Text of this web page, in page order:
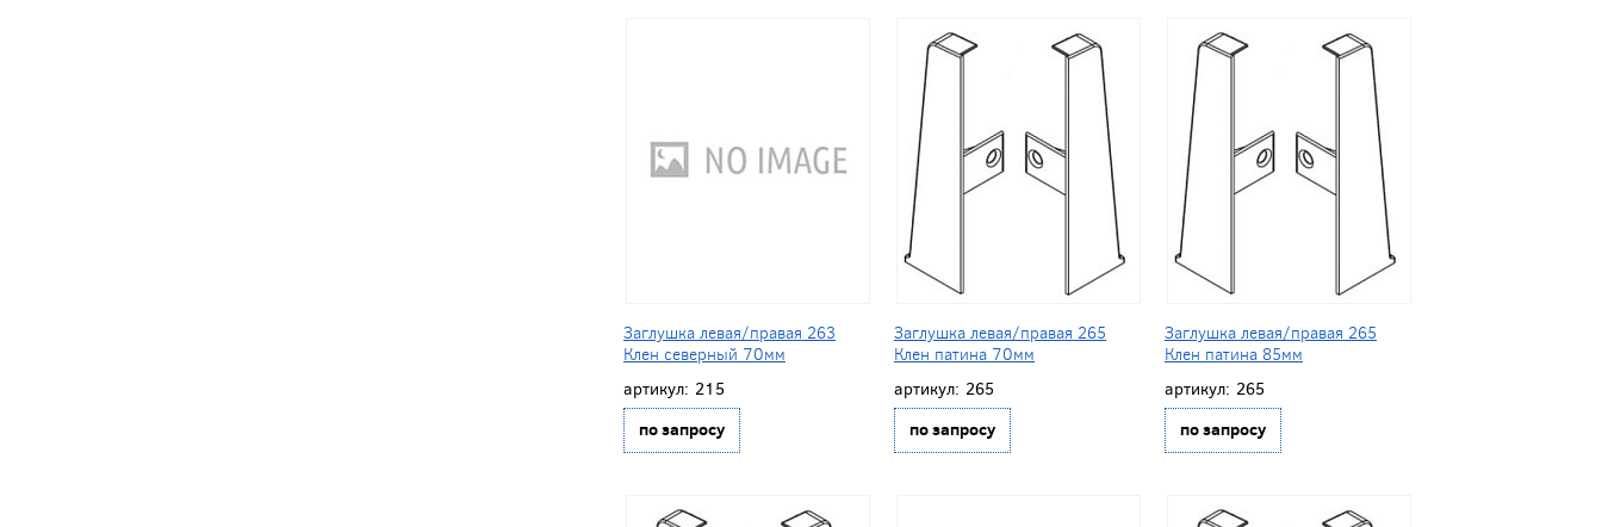
Заглушка левая/правая 263
Клен северный 70мм
артикул: 215
по запросу
Заглушка левая/правая 265
Клен патина 70мм
артикул: 265
по запросу
Заглушка левая/правая 265
Клен патина 85мм
артикул: 265
по запросу